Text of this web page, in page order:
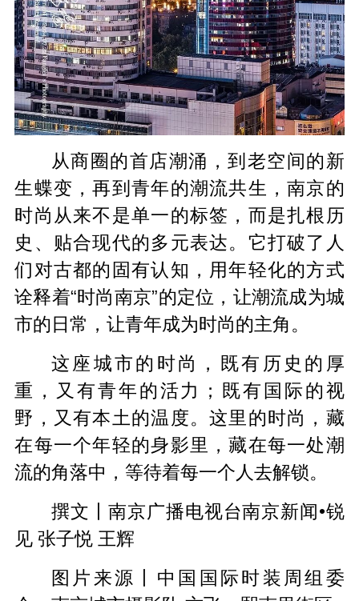
从商圈的首店潮涌，到老空间的新
生蝶变，再到青年的潮流共生，南京的
时尚从来不是单一的标签，而是扎根历
史、贴合现代的多元表达。它打破了人
们对古都的固有认知，用年轻化的方式
诠释着“时尚南京”的定位，让潮流成为城
市的日常，让青年成为时尚的主角。
这座城市的时尚，既有历史的厚
重，又有青年的活力；既有国际的视
野，又有本土的温度。这里的时尚，藏
在每一个年轻的身影里，藏在每一处潮
流的角落中，等待着每一个人去解锁。
撰文丨南京广播电视台南京新闻•锐
见 张子悦 王辉
图片 来源丨中国 国际时装周组委